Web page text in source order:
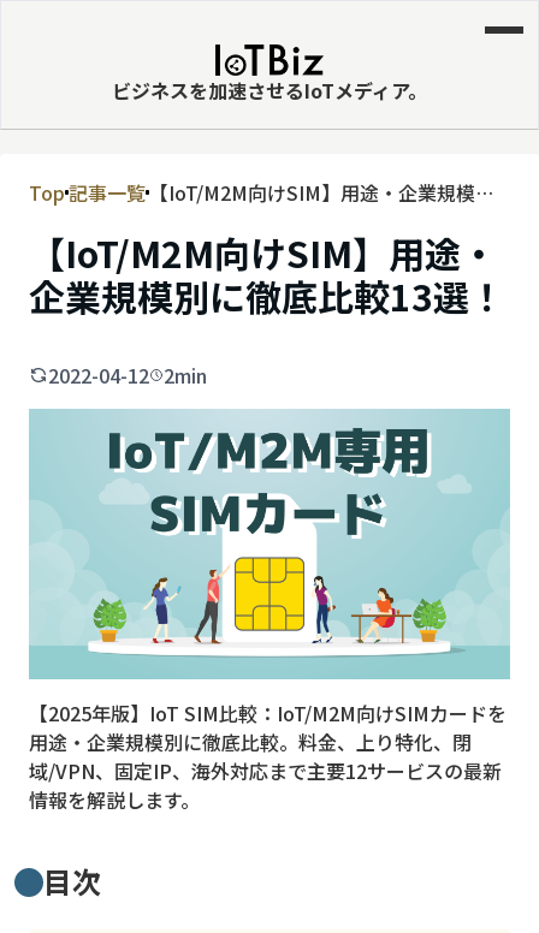
ビジネスを加速させるIoTメディア。
MVNE
エッジ
LPWA
IaaS
ビッグデータ
MNO
スマート漁業
5G
クラウド
M2M
スマート〇〇
Top記事一覧【IoT/M2M向けSIM】用途・企業規模別
【IoT/M2M向けSIM】用途・
企業規模別に徹底比較13選！
2022-04-12 2min
【2025年版】IoT SIM比較：IoT/M2M向けSIMカードを
用途・企業規模別に徹底比較。料金、上り特化、閉
域/VPN、固定IP、海外対応まで主要12サービスの最新
情報を解説します。
目次